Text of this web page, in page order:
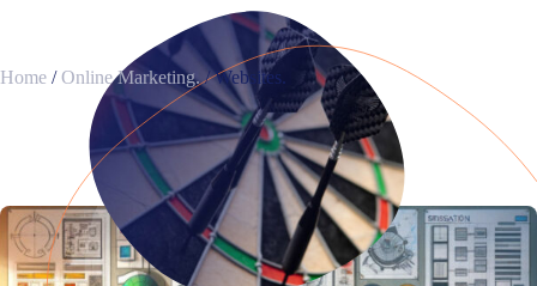
Home /Online Marketing./Websites.